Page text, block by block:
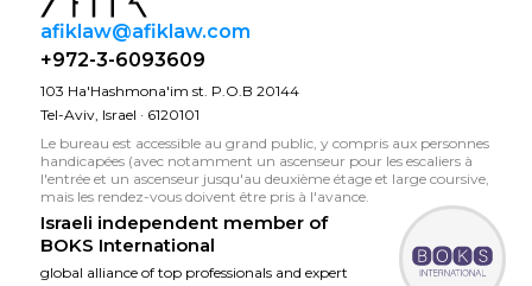
afiklaw@afiklaw.com
+972-3-6093609
103 Ha'Hashmona'im st. P.O.B 20144
Tel-Aviv, Israel · 6120101
Le bureau est accessible au grand public, y compris aux personnes
handicapées (avec notamment un ascenseur pour les escaliers à
l'entrée et un ascenseur jusqu'au deuxième étage et large coursive,
mais les rendez-vous doivent être pris à l'avance.
Israeli independent member of
BOKS International
global alliance of top professionals and expert